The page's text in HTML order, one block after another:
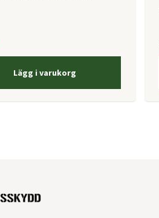
Lägg i varukorg